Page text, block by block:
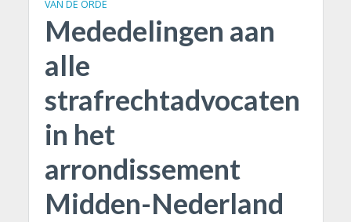
VAN DE ORDE
Mededelingen aan
alle
strafrechtadvocaten
in het
arrondissement
Midden-Nederland